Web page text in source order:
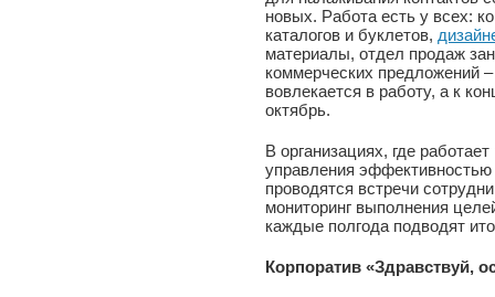
новых. Работа есть у всех:
каталогов и буклетов,
материалы, отдел продаж
коммерческих предложений
вовлекается в работу, а к
октябрь.
В организациях, где
управления
проводятся встречи
мониторинг выполнения
каждые полгода подводят
Корпоратив «Здравствуй,